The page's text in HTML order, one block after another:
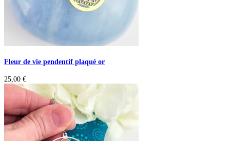
Fleur de vie pendentif plaqué or
25,00 €